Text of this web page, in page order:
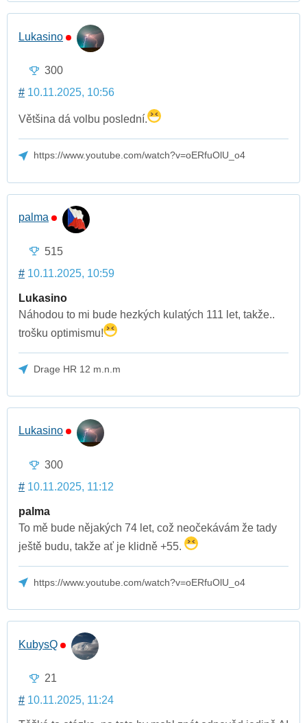
Lukasino
300
# 10.11.2025, 10:56
Většina dá volbu poslední.
https://www.youtube.com/watch?v=oERfuOlU_o4
palma
515
# 10.11.2025, 10:59
Lukasino
Náhodou to mi bude hezkých kulatých 111 let, takže..
trošku optimismu!
Drage HR 12 m.n.m
Lukasino
300
# 10.11.2025, 11:12
palma
To mě bude nějakých 74 let, což neočekávám že tady
ještě budu, takže ať je klidně +55.
https://www.youtube.com/watch?v=oERfuOlU_o4
KubysQ
21
# 10.11.2025, 11:24